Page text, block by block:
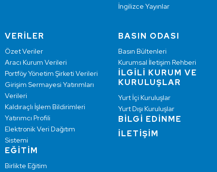
İngilizce Yayınlar
VERİLER
Özet Veriler
Aracı Kurum Verileri
Portföy Yönetim Şirketi Verileri
Girişim Sermayesi Yatırımları
Verileri
Kaldıraçlı İşlem Bildirimleri
Yatırımcı Profili
Elektronik Veri Dağıtım
Sistemi
EĞİTİM
Birlikte Eğitim
BASIN ODASI
Basın Bültenleri
Kurumsal İletişim Rehberi
İLGİLİ KURUM VE
KURULUŞLAR
Yurt İçi Kuruluşlar
Yurt Dışı Kuruluşlar
BİLGİ EDİNME
İLETİŞİM